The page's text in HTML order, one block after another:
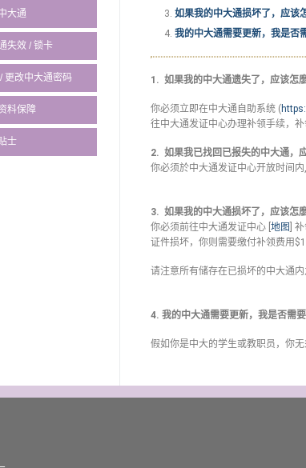
如果我的中大通损坏了，应该
我的中大通需要更新，我是否
1. 如果我的中大通遗失了，应该怎
你必须立即在中大通自助系统 (
往中大通发证中心办理补领手续，
2. 如果我已找回已报失的中大通，
你必须於中大通发证中心开放时间
3. 如果我的中大通损坏了，应该怎
你必须前往中大通发证中心 [ 地图 ]
证件损坏，你则需要缴付补领费用
请注意所有储存在已损坏的中大通
4. 我的中大通需要更新，我是否需
假如你是中大的学生或教职员，你
大通
失效 / 锁卡
更改中大通密码
料保障
士